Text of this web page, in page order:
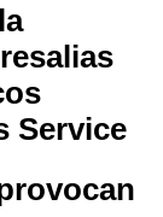
Service